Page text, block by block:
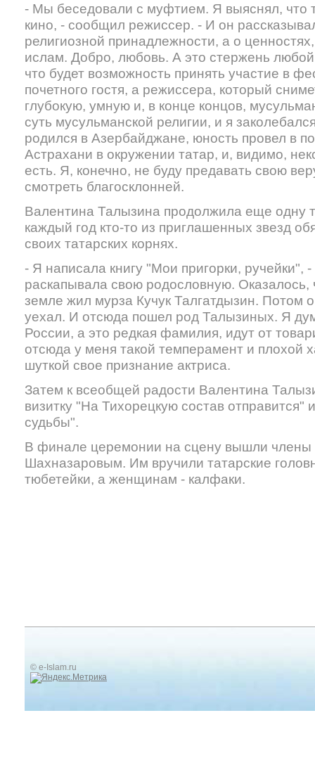
- Мы беседовали с муфтием. Я выяснял, что
кино, - сообщил режиссер. - И он
религиозной принадлежности, а о
ислам. Добро, любовь. А это стержень
что будет возможность принять участие в
почетного гостя, а режиссера, который
глубокую, умную и, в конце концов,
суть мусульманской религии, и я
родился в Азербайджане, юность провел в
Астрахани в окружении татар, и, видимо,
есть. Я, конечно, не буду предавать свою
смотреть благосклонней.
Валентина Талызина продолжила еще одну
каждый год кто-то из приглашенных звезд
своих татарских корнях.
- Я написала книгу "Мои пригорки, ручейки",
раскапывала свою родословную. Оказалось,
земле жил мурза Кучук Талгатдызин. Потом
уехал. И отсюда пошел род Талызиных. Я
России, а это редкая фамилия, идут от
отсюда у меня такой темперамент и плохой
шуткой свое признание актриса.
Затем к всеобщей радости Валентина
визитку "На Тихорецкую состав
судьбы".
В финале церемонии на сцену вышли члены
Шахназаровым. Им вручили татарские
тюбетейки, а женщинам - калфаки.
© e-Islam.ru